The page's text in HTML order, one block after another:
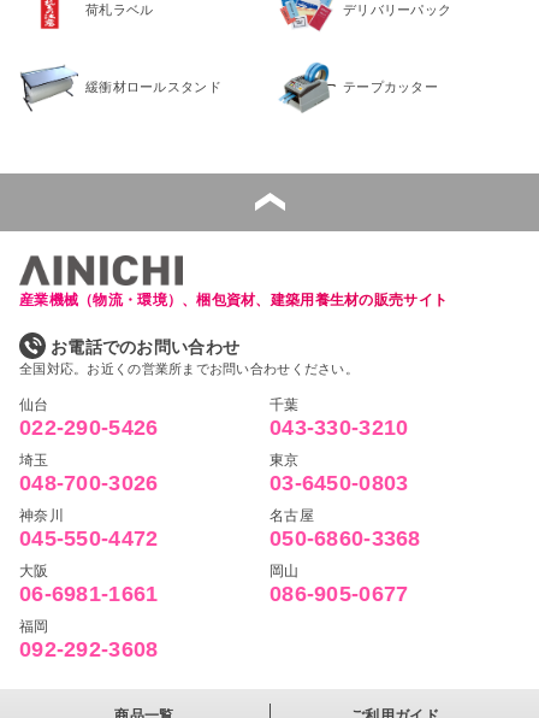
荷札ラベル デリバリーパック
緩衝材ロールスタンド テープカッター
産業機械（物流・環境）、梱包資材、建築用養生材の販売サイト
お電話でのお問い合わせ
全国対応。お近くの営業所までお問い合わせください。
仙台
022-290-5426
千葉
043-330-3210
埼玉
048-700-3026
東京
03-6450-0803
神奈川
045-550-4472
名古屋
050-6860-3368
大阪
06-6981-1661
岡山
086-905-0677
福岡
092-292-3608